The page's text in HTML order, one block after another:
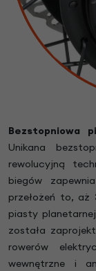
Bezstopniowa
Unikana
rewolucyjną
biegów
przełożeń to,
piasty
została
rowerów
wewnętrzne i